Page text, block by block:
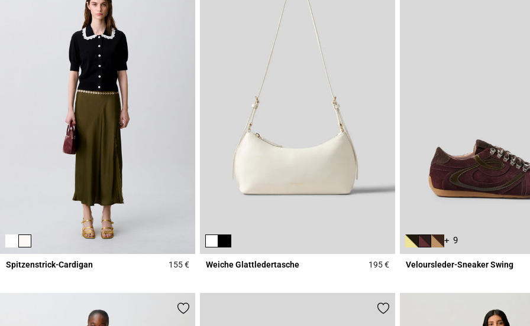
Spitzenstrick-Cardigan 155 €5 out of 5 Customer Rating
Weiche Glattledertasche 195 €4,7 out of 5 Customer Rating
+ 9
Veloursleder-Sneaker Swing